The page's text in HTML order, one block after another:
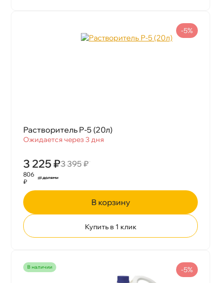
Растворитель Р-5 (20л)
Ожидается через 3 дня
3 225 ₽3 395 ₽
-5%
806
₽
корзину
Купить в 1 клик
наличии -5%